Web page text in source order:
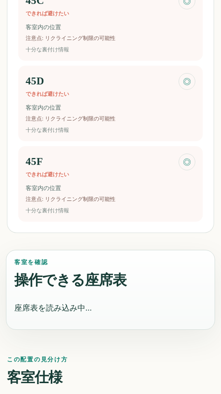
できれば避けたい
客室内の位置
注意点: リクライニング制限の可能性
十分な裏付け情報
45D
できれば避けたい
◎
客室内の位置
注意点: リクライニング制限の可能性
十分な裏付け情報
45F
できれば避けたい
◎
客室内の位置
注意点: リクライニング制限の可能性
十分な裏付け情報
客室を確認
操作できる座席表
座席表を読み込み中…
この配置の見分け方
客室仕様